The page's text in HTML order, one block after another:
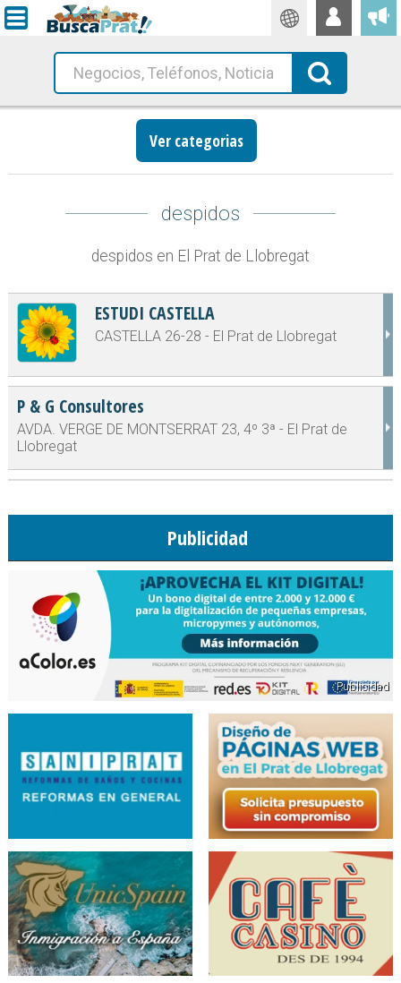
Traductor
Busca!
Ver categorias
despidos
despidos en El Prat de Llobregat
ESTUDI CASTELLA
CASTELLA 26-28 - El Prat de Llobregat
P & G Consultores
AVDA. VERGE DE MONTSERRAT 23, 4º 3ª - El Prat de
Llobregat
Publicidad